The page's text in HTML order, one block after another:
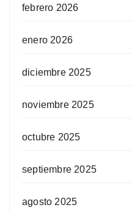
febrero 2026
enero 2026
diciembre 2025
noviembre 2025
octubre 2025
septiembre 2025
agosto 2025